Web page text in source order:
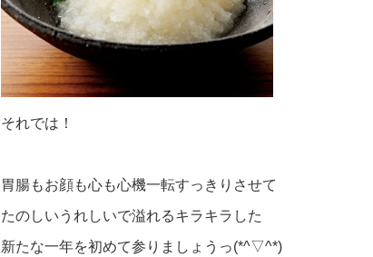
それでは！
胃腸もお顔も心も心機一転すっきりさせて
たのしいうれしいで溢れるキラキラした
新たな一年を初めて参りましょうっ(*^▽^*)